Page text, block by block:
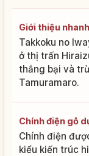
Giới thiệu
Takkoku no
ở thị trấn
thắng bại và
Tamuramaro.
Chính điện gỗ
Chính điện
kiểu kiến trúc